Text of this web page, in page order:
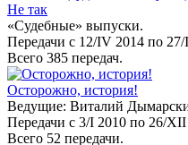
Не так
«Судебные» выпуски.
Передачи с 12/IV 2014 по 27/
Всего 385 передач.
Осторожно, история!
Ведущие: Виталий
Передачи с 3/I 2010 по 26/
Всего 52 передачи.